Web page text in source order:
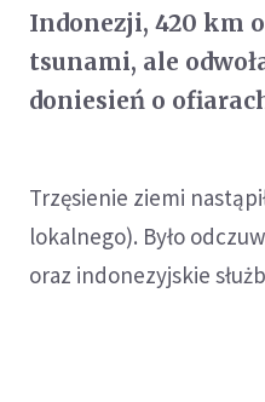
Indonezji, 420 km
tsunami, ale
doniesień o
Trzęsienie ziemi
lokalnego). Było
oraz indonezyjskie